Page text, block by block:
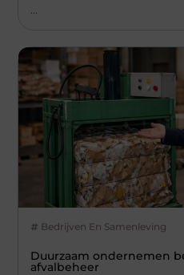
Bedrijven En Samenleving
Duurzaam ondernemen
afvalbeheer